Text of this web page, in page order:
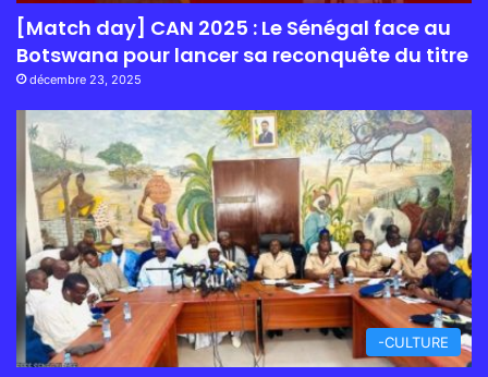
[Match day] CAN 2025 : Le Sénégal face au
Botswana pour lancer sa reconquête du titre
décembre 23, 2025
-CULTURE